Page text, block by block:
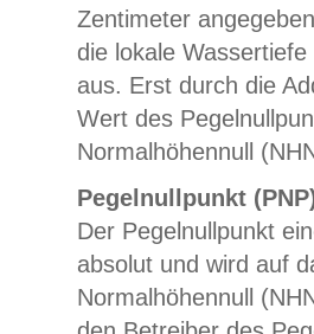
Zentimeter
die lokale
aus. Erst durch die
Wert des
Normalhöhennull
Pegelnullpunkt
Der Pegelnullpunkt
absolut und wird auf
Normalhöhennull